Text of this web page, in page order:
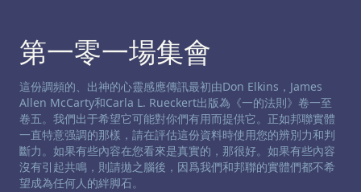
第一零一場集會
渠道免责声明:
這份調頻的、出神的心靈感應傳訊最初由Don Elkins，James
Allen McCarty和Carla L. Rueckert出版為《一的法則》卷一至
卷五。我們出于希望它可能對你們有用而提供它。正如邦聯實體
一直特意强調的那樣，請在評估這份資料時使用您的辨別力和判
斷力。如果有些內容在您看來是真實的，那很好。如果有些內容
沒有引起共鳴，則請拋之腦後，因爲我們和邦聯的實體們都不希
望成為任何人的絆脚石。